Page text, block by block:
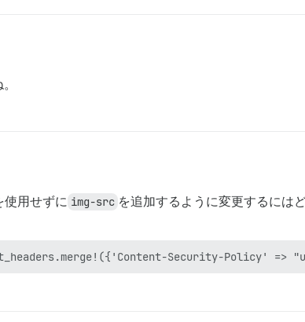
使用せずに img-src を追加するように変更するには